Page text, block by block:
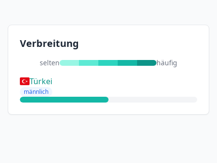
Verbreitung
selten häufig
Türkei
männlich